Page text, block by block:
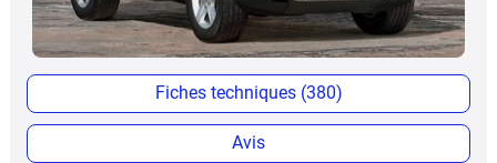
Fiches techniques (380)
Avis